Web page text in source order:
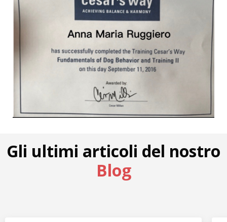
Gli ultimi articoli del nostro
Blog